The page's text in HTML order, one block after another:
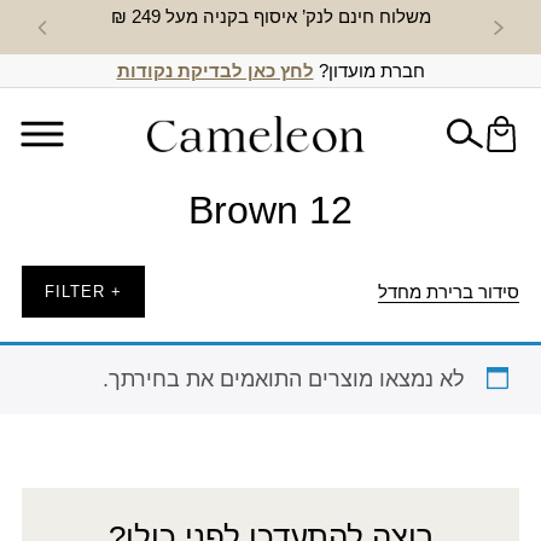
משלוח חינם לנק’ איסוף בקניה מעל 249 ₪ חדש
חברת מועדון? לחץ כאן לבדיקת נקודות
Brown 12
סידור ברירת מחדל + FILTER
לא נמצאו מוצרים התואמים את בחירתך.